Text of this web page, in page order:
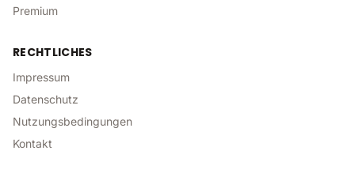
Premium
RECHTLICHES
Impressum
Datenschutz
Nutzungsbedingungen
Kontakt